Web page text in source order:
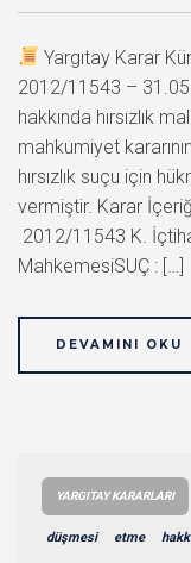
Yargıtay Karar
2012/11543 –
hakkında hırsızlık
mahkumiyet
hırsızlık suçu için
vermiştir. Karar
2012/11543 K.
MahkemesiSUÇ : […]
DEVAMINI OKU
YARGITAY KARARLARI
düşmesi etme